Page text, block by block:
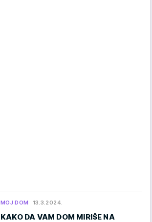
MOJ DOM 13.3.2024.
KAKO DA VAM DOM MIRIŠE NA